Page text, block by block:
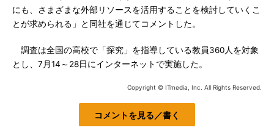
にも、さまざまな外部リソースを活用することを検討していくこ
とが求められる」と同社を通じてコメントした。
調査は全国の高校で「探究」を指導している教員360人を対象
とし、7月14～28日にインターネットで実施した。
Copyright © ITmedia, Inc. All Rights Reserved.
コメントを見る／書く